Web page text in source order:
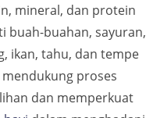
mineral, dan protein
buah-buahan, sayuran,
ikan, tahu, dan tempe
proses
dan memperkuat